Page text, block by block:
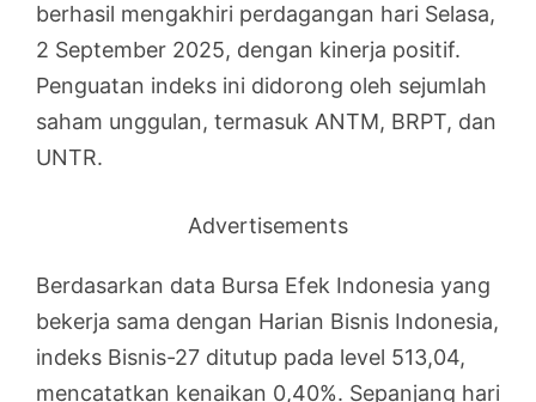
berhasil mengakhiri perdagangan hari Selasa,
2 September 2025, dengan kinerja positif.
Penguatan indeks ini didorong oleh sejumlah
saham unggulan, termasuk ANTM, BRPT, dan
UNTR.
Advertisements
Berdasarkan data Bursa Efek Indonesia yang
bekerja sama dengan Harian Bisnis Indonesia,
indeks Bisnis-27 ditutup pada level 513,04,
mencatatkan kenaikan 0,40%. Sepanjang hari